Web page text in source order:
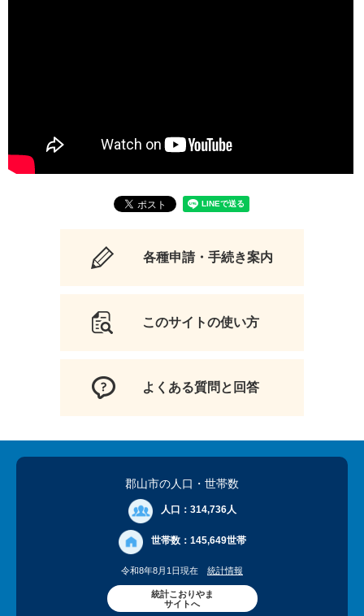
各種申請・手続き案内
このサイトの使い方
よくある質問と回答
郡山市の人口 ・世帯数
人口： 314,736人
世帯数： 145,649世帯
令和8年8月1日現在 統計情報
統計こおりやま
サイトへ